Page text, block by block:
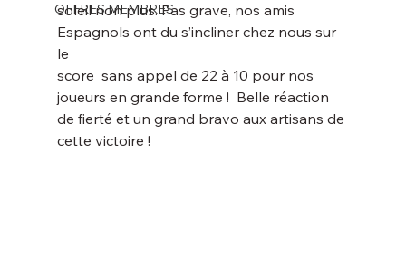
OFFRES MEMBRES
soleil non plus. Pas grave, nos amis
Espagnols ont du s’incliner chez nous sur
le
score  sans appel de 22 à 10 pour nos
joueurs en grande forme !  Belle réaction
de fierté et un grand bravo aux artisans de
cette victoire !